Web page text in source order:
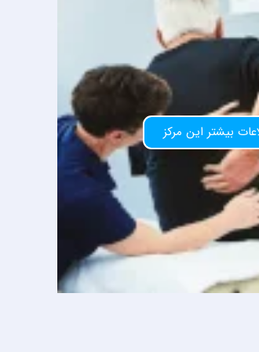
بیشتر این مرکز